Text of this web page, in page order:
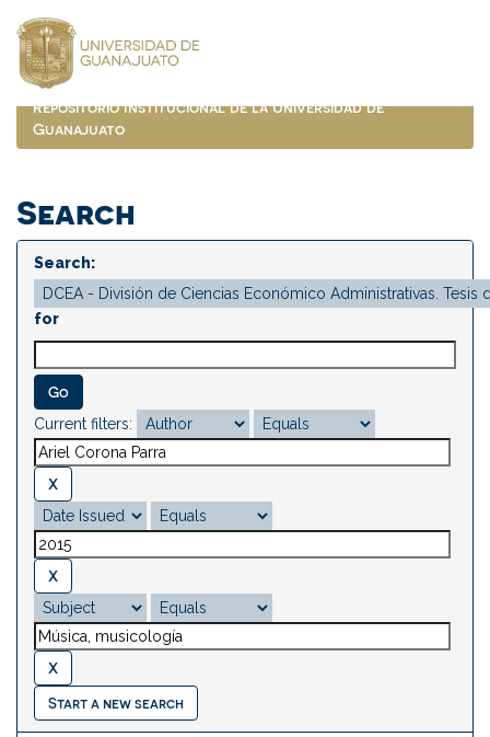
navigation
Repositorio Institucional de la Universidad de
Guanajuato
Search
Search:
for
Current filters:
Start a new search